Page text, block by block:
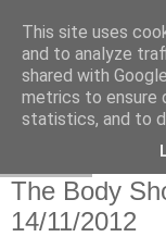
The Body
14/11/2012
This site uses
and to analyze
shared with
metrics to ensure
statistics, and to